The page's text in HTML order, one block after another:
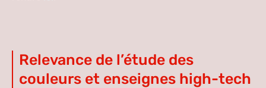
Relevance de l’étude des
couleurs et enseignes high-tech